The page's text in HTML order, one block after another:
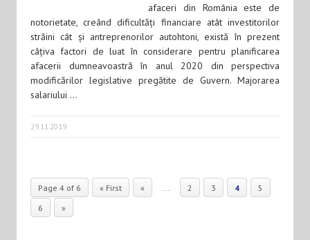
afaceri din România este de
notorietate, creând dificultăți financiare atât investitorilor
străini cât și antreprenorilor autohtoni, există în prezent
câțiva factori de luat în considerare pentru planificarea
afacerii dumneavoastră în anul 2020 din perspectiva
modificărilor legislative pregătite de Guvern. Majorarea
salariului …
29.11.2019
Page 4 of 6 « First « 2 3 4
5
6
»